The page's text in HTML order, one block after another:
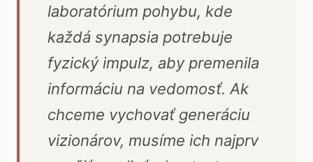
laboratórium pohybu, kde
každá synapsia potrebuje
fyzický impulz, aby premenila
informáciu na vedomosť. Ak
chceme vychovať generáciu
vizionárov, musíme ich najprv